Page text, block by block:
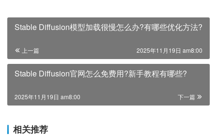
Stable Diffusion模型加载很慢怎么办?有哪些优化方法?
上一篇 2025年11月19日 am8:00
Stable Diffusion官网怎么免费用?新手教程有哪些?
下一篇
2025年11月19日 am8:00
相关推荐